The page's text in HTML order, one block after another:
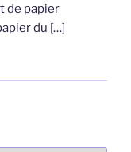
de papier
du […]